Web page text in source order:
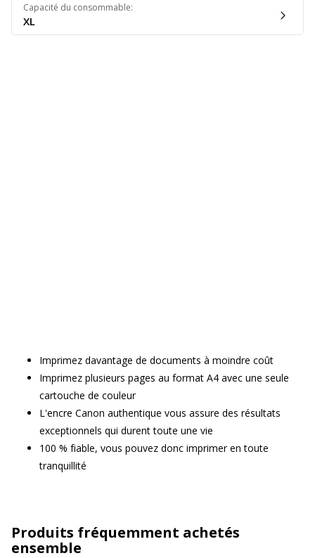
Capacité du consommable:
XL
Imprimez davantage de documents à moindre coût
Imprimez plusieurs pages au format A4 avec une seule
cartouche de couleur
L'encre Canon authentique vous assure des résultats
exceptionnels qui durent toute une vie
100 % fiable, vous pouvez donc imprimer en toute
tranquillité
Produits fréquemment achetés
ensemble